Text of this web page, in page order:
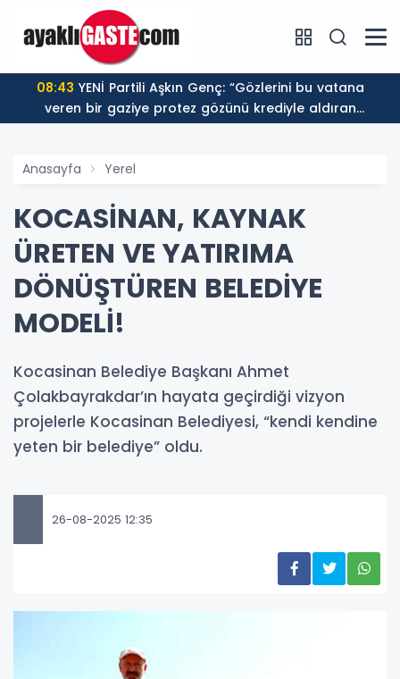
08:43
veren bir gaziye protez gözünü krediyle aldıran
düzenin adı sosyal devlet olamaz”
Anasayfa Yerel
KOCASİNAN, KAYNAK
ÜRETEN VE YATIRIMA
DÖNÜŞTÜREN BELEDİYE
MODELİ!
Kocasinan Belediye Başkanı Ahmet
Çolakbayrakdar’ın hayata geçirdiği vizyon
projelerle Kocasinan Belediyesi, “kendi kendine
yeten bir belediye” oldu.
26-08-2025 12:35